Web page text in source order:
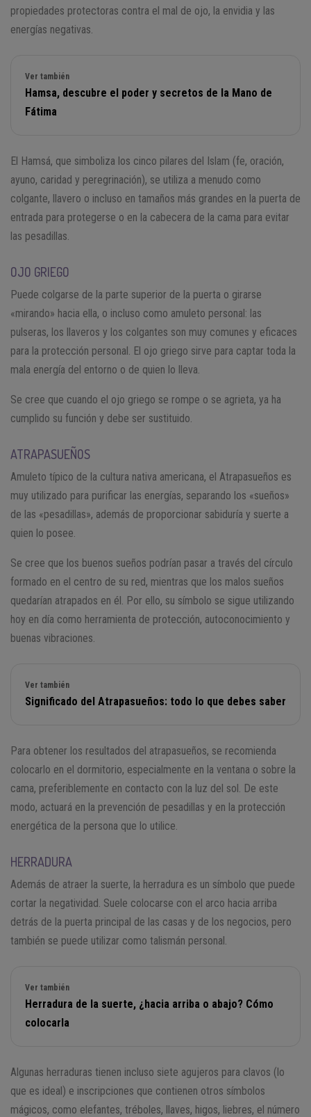
propiedades protectoras contra el mal de ojo, la envidia y las
energías negativas.
Ver también
Hamsa, descubre el poder y secretos de la Mano de
Fátima
El Hamsá, que simboliza los cinco pilares del Islam (fe, oración,
ayuno, caridad y peregrinación), se utiliza a menudo como
colgante, llavero o incluso en tamaños más grandes en la puerta de
entrada para protegerse o en la cabecera de la cama para evitar
las pesadillas.
OJO GRIEGO
Puede colgarse de la parte superior de la puerta o girarse
«mirando» hacia ella, o incluso como amuleto personal: las
pulseras, los llaveros y los colgantes son muy comunes y eficaces
para la protección personal. El ojo griego sirve para captar toda la
mala energía del entorno o de quien lo lleva.
Se cree que cuando el ojo griego se rompe o se agrieta, ya ha
cumplido su función y debe ser sustituido.
ATRAPASUEÑOS
Amuleto típico de la cultura nativa americana, el Atrapasueños es
muy utilizado para purificar las energías, separando los «sueños»
de las «pesadillas», además de proporcionar sabiduría y suerte a
quien lo posee.
Se cree que los buenos sueños podrían pasar a través del círculo
formado en el centro de su red, mientras que los malos sueños
quedarían atrapados en él. Por ello, su símbolo se sigue utilizando
hoy en día como herramienta de protección, autoconocimiento y
buenas vibraciones.
Ver también
Significado del Atrapasueños: todo lo que debes saber
Para obtener los resultados del atrapasueños, se recomienda
colocarlo en el dormitorio, especialmente en la ventana o sobre la
cama, preferiblemente en contacto con la luz del sol. De este
modo, actuará en la prevención de pesadillas y en la protección
energética de la persona que lo utilice.
HERRADURA
Además de atraer la suerte, la herradura es un símbolo que puede
cortar la negatividad. Suele colocarse con el arco hacia arriba
detrás de la puerta principal de las casas y de los negocios, pero
también se puede utilizar como talismán personal.
Ver también
Herradura de la suerte, ¿hacia arriba o abajo? Cómo
colocarla
Algunas herraduras tienen incluso siete agujeros para clavos (lo
que es ideal) e inscripciones que contienen otros símbolos
mágicos, como elefantes, tréboles, llaves, higos, liebres, el número